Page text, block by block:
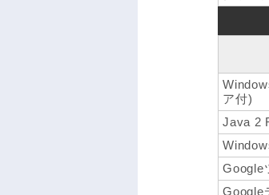
ア付)
Java 2
Google
Google